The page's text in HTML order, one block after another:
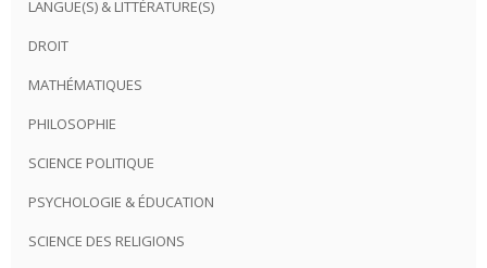
LANGUE(S) & LITTÉRATURE(S)
DROIT
MATHÉMATIQUES
PHILOSOPHIE
SCIENCE POLITIQUE
PSYCHOLOGIE & ÉDUCATION
SCIENCE DES RELIGIONS